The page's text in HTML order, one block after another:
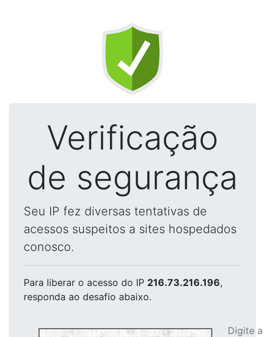
Verificação
de segurança
Seu IP fez diversas tentativas de
acessos suspeitos a sites hospedados
conosco.
Para liberar o acesso do IP 216.73.216.196,
responda ao desafio abaixo.
Digite